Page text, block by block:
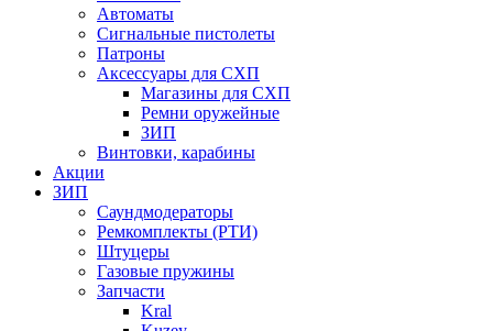
Автоматы
Сигнальные пистолеты
Патроны
Аксессуары для СХП
Магазины для СХП
Ремни оружейные
ЗИП
Винтовки, карабины
Акции
ЗИП
Саундмодераторы
Ремкомплекты (РТИ)
Штуцеры
Газовые пружины
Запчасти
Kral